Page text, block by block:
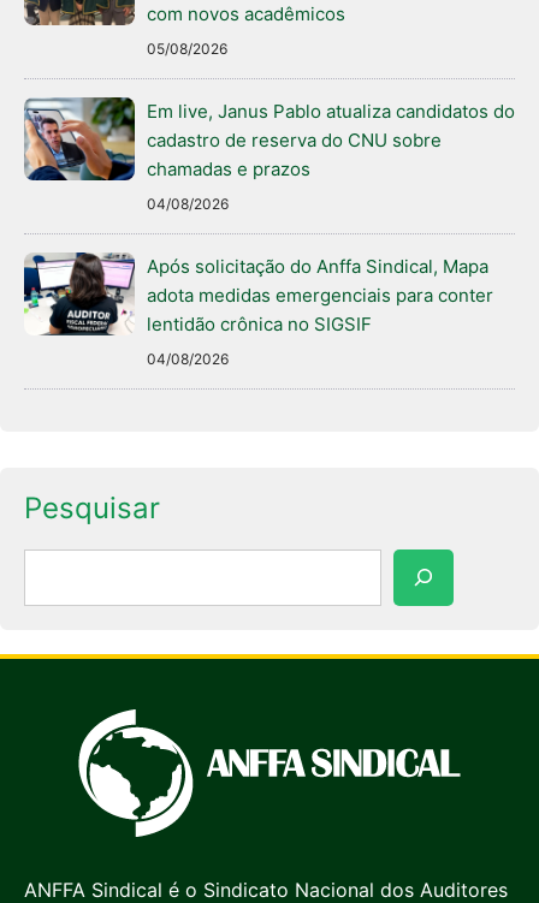
com novos acadêmicos
05/08/2026
Em live, Janus Pablo atualiza candidatos do
cadastro de reserva do CNU sobre
chamadas e prazos
04/08/2026
Após solicitação do Anffa Sindical, Mapa
adota medidas emergenciais para conter
lentidão crônica no SIGSIF
04/08/2026
Pesquisar
ANFFA Sindical é o Sindicato Nacional dos Auditores